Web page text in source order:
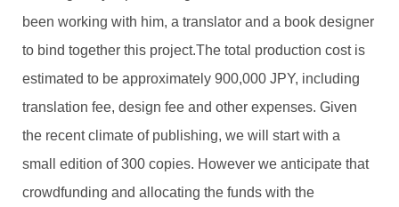
been working with him, a translator and a book designer
to bind together this project.The total production cost is
estimated to be approximately 900,000 JPY, including
translation fee, design fee and other expenses. Given
the recent climate of publishing, we will start with a
small edition of 300 copies. However we anticipate that
crowdfunding and allocating the funds with the